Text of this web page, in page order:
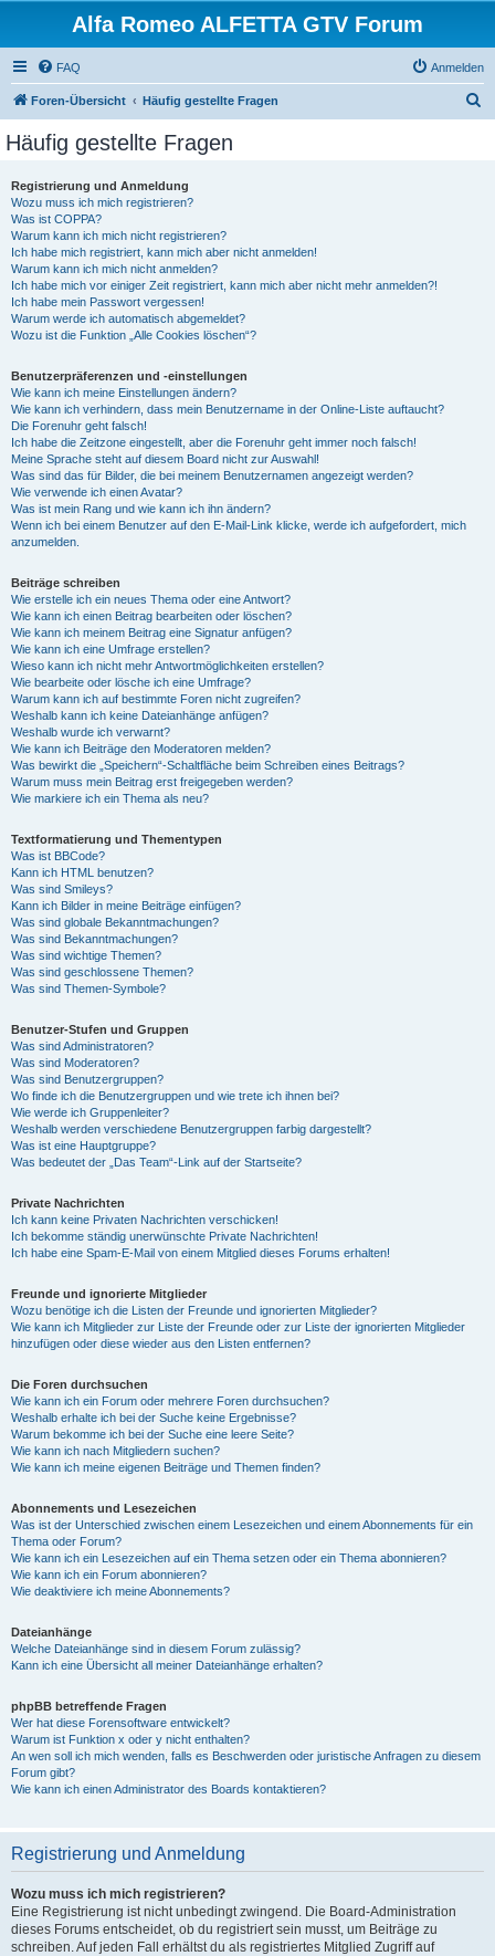
Alfa Romeo ALFETTA GTV Forum
FAQ Anmelden
Foren-Übersicht Häufig gestellte Fragen
Häufig gestellte Fragen
Registrierung und Anmeldung
Wozu muss ich mich registrieren?
Was ist COPPA?
Warum kann ich mich nicht registrieren?
Ich habe mich registriert, kann mich aber nicht anmelden!
Warum kann ich mich nicht anmelden?
Ich habe mich vor einiger Zeit registriert, kann mich aber nicht mehr anmelden?!
Ich habe mein Passwort vergessen!
Warum werde ich automatisch abgemeldet?
Wozu ist die Funktion „Alle Cookies löschen“?
Benutzerpräferenzen und -einstellungen
Wie kann ich meine Einstellungen ändern?
Wie kann ich verhindern, dass mein Benutzername in der Online-Liste auftaucht?
Die Forenuhr geht falsch!
Ich habe die Zeitzone eingestellt, aber die Forenuhr geht immer noch falsch!
Meine Sprache steht auf diesem Board nicht zur Auswahl!
Was sind das für Bilder, die bei meinem Benutzernamen angezeigt werden?
Wie verwende ich einen Avatar?
Was ist mein Rang und wie kann ich ihn ändern?
Wenn ich bei einem Benutzer auf den E-Mail-Link klicke, werde ich aufgefordert, mich
anzumelden.
Beiträge schreiben
Wie erstelle ich ein neues Thema oder eine Antwort?
Wie kann ich einen Beitrag bearbeiten oder löschen?
Wie kann ich meinem Beitrag eine Signatur anfügen?
Wie kann ich eine Umfrage erstellen?
Wieso kann ich nicht mehr Antwortmöglichkeiten erstellen?
Wie bearbeite oder lösche ich eine Umfrage?
Warum kann ich auf bestimmte Foren nicht zugreifen?
Weshalb kann ich keine Dateianhänge anfügen?
Weshalb wurde ich verwarnt?
Wie kann ich Beiträge den Moderatoren melden?
Was bewirkt die „Speichern“-Schaltfläche beim Schreiben eines Beitrags?
Warum muss mein Beitrag erst freigegeben werden?
Wie markiere ich ein Thema als neu?
Textformatierung und Thementypen
Was ist BBCode?
Kann ich HTML benutzen?
Was sind Smileys?
Kann ich Bilder in meine Beiträge einfügen?
Was sind globale Bekanntmachungen?
Was sind Bekanntmachungen?
Was sind wichtige Themen?
Was sind geschlossene Themen?
Was sind Themen-Symbole?
Benutzer-Stufen und Gruppen
Was sind Administratoren?
Was sind Moderatoren?
Was sind Benutzergruppen?
Wo finde ich die Benutzergruppen und wie trete ich ihnen bei?
Wie werde ich Gruppenleiter?
Weshalb werden verschiedene Benutzergruppen farbig dargestellt?
Was ist eine Hauptgruppe?
Was bedeutet der „Das Team“-Link auf der Startseite?
Private Nachrichten
Ich kann keine Privaten Nachrichten verschicken!
Ich bekomme ständig unerwünschte Private Nachrichten!
Ich habe eine Spam-E-Mail von einem Mitglied dieses Forums erhalten!
Freunde und ignorierte Mitglieder
Wozu benötige ich die Listen der Freunde und ignorierten Mitglieder?
Wie kann ich Mitglieder zur Liste der Freunde oder zur Liste der ignorierten Mitglieder
hinzufügen oder diese wieder aus den Listen entfernen?
Die Foren durchsuchen
Wie kann ich ein Forum oder mehrere Foren durchsuchen?
Weshalb erhalte ich bei der Suche keine Ergebnisse?
Warum bekomme ich bei der Suche eine leere Seite?
Wie kann ich nach Mitgliedern suchen?
Wie kann ich meine eigenen Beiträge und Themen finden?
Abonnements und Lesezeichen
Was ist der Unterschied zwischen einem Lesezeichen und einem Abonnements für ein
Thema oder Forum?
Wie kann ich ein Lesezeichen auf ein Thema setzen oder ein Thema abonnieren?
Wie kann ich ein Forum abonnieren?
Wie deaktiviere ich meine Abonnements?
Dateianhänge
Welche Dateianhänge sind in diesem Forum zulässig?
Kann ich eine Übersicht all meiner Dateianhänge erhalten?
phpBB betreffende Fragen
Wer hat diese Forensoftware entwickelt?
Warum ist Funktion x oder y nicht enthalten?
An wen soll ich mich wenden, falls es Beschwerden oder juristische Anfragen zu diesem
Forum gibt?
Wie kann ich einen Administrator des Boards kontaktieren?
Registrierung und Anmeldung
Wozu muss ich mich registrieren?
Eine Registrierung ist nicht unbedingt zwingend. Die Board-Administration
dieses Forums entscheidet, ob du registriert sein musst, um Beiträge zu
schreiben. Auf jeden Fall erhältst du als registriertes Mitglied Zugriff auf